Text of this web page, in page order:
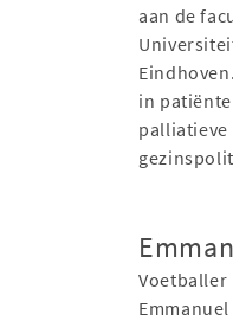
aan de
in
palliatieve
Voetballer